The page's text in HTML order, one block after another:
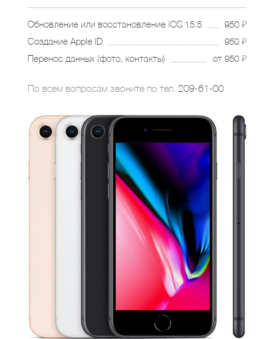
Обновление или восстановление iOS 15.5
950 ₽
Создание Apple ID
950 ₽
Перенос данных (фото, контакты)
от 950 ₽
По всем вопросам звоните по тел. 209-61-00